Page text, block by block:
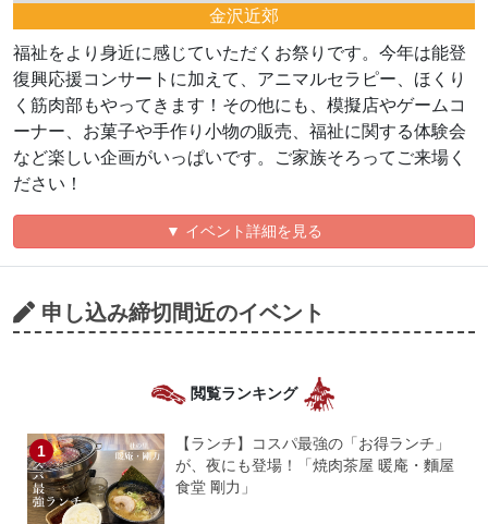
金沢近郊
福祉をより身近に感じていただくお祭りです。今年は能登
復興応援コンサートに加えて、アニマルセラピー、ほくり
く筋肉部もやってきます！その他にも、模擬店やゲームコ
ーナー、お菓子や手作り小物の販売、福祉に関する体験会
など楽しい企画がいっぱいです。ご家族そろってご来場く
ださい！
▼ イベント詳細を見る
申し込み締切間近のイベント
閲覧ランキング
【ランチ】コスパ最強の「お得ランチ」
が、夜にも登場！「焼肉茶屋 暖庵・麵屋
食堂 剛力」